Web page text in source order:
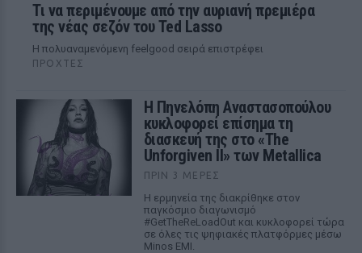
Τι να περιμένουμε από την αυριανή πρεμιέρα
της νέας σεζόν του Ted Lasso
Η πολυαναμενόμενη feelgood σειρά επιστρέφει
ΠΡΟΧΤΈΣ
Η Πηνελόπη Αναστασοπούλου
κυκλοφορεί επίσημα τη
διασκευή της στο «The
Unforgiven II» των Metallica
ΠΡΙΝ 3 ΜΈΡΕΣ
Η ερμηνεία της διακρίθηκε στον
παγκόσμιο διαγωνισμό
#GetTheReLoadOut και κυκλοφορεί τώρα
σε όλες τις ψηφιακές πλατφόρμες μέσω
Minos EMI.